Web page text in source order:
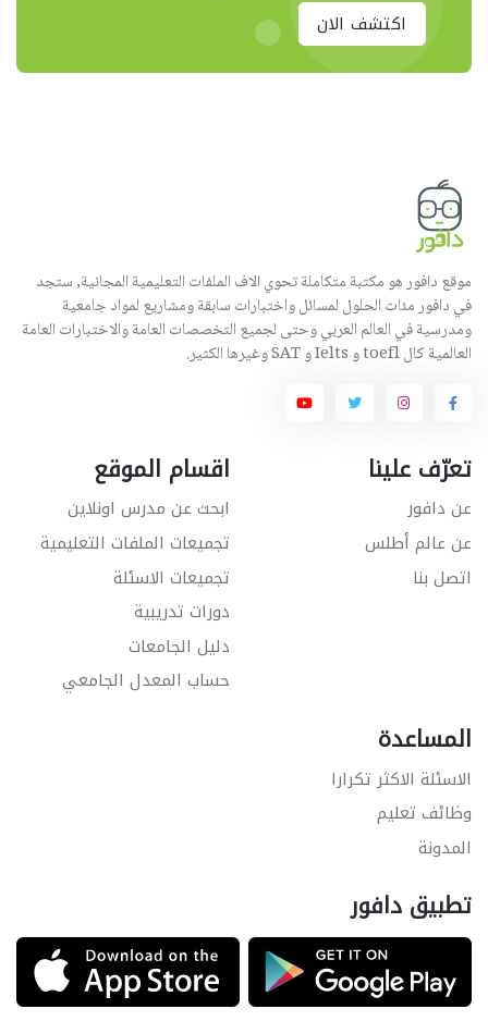
اكتشف الان
موقع دافور هو مكتبة متكاملة تحوي الاف الملفات التعليمية المجانية, ستجد
في دافور مئات الحلول لمسائل واختبارات سابقة ومشاريع لمواد جامعية
ومدرسية في العالم العربي وحتى لجميع التخصصات العامة والاختبارات العامة
العالمية كال toefl و Ielts و SAT وغيرها الكثير.
تعرّف علينا
عن دافور
عن عالم أطلس
اتصل بنا
اقسام الموقع
ابحث عن مدرس اونلاين
تجميعات الملفات التعليمية
تجميعات الاسئلة
دورات تدريبية
دليل الجامعات
حساب المعدل الجامعي
المساعدة
الاسئلة الاكثر تكرارا
وظائف تعليم
المدونة
تطبيق دافور